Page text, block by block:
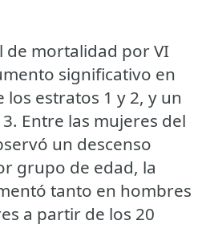
de mortalidad por VI
significativo en
los estratos 1 y 2, y un
Entre las mujeres del
un descenso
grupo de edad, la
tanto en hombres
a partir de los 20